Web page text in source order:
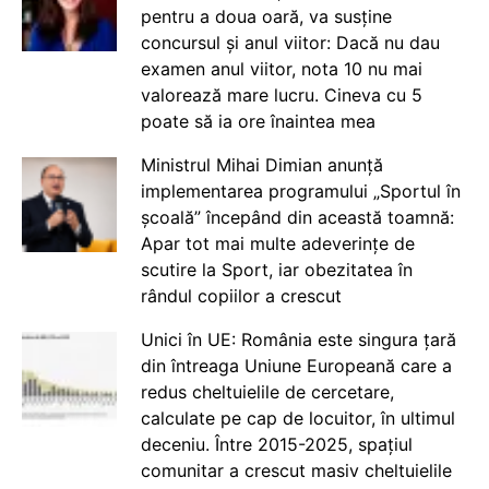
pentru a doua oară, va susține
concursul și anul viitor: Dacă nu dau
examen anul viitor, nota 10 nu mai
valorează mare lucru. Cineva cu 5
poate să ia ore înaintea mea
Ministrul Mihai Dimian anunță
implementarea programului „Sportul în
școală” începând din această toamnă:
Apar tot mai multe adeverințe de
scutire la Sport, iar obezitatea în
rândul copiilor a crescut
Unici în UE: România este singura țară
din întreaga Uniune Europeană care a
redus cheltuielile de cercetare,
calculate pe cap de locuitor, în ultimul
deceniu. Între 2015-2025, spațiul
comunitar a crescut masiv cheltuielile